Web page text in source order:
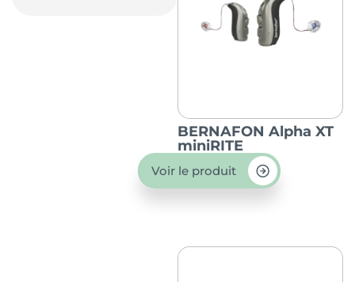
BERNAFON Alpha XT
miniRITE
Voir le produit